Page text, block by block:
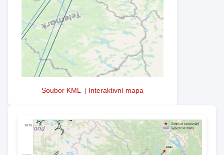
Soubor KML | Interaktivní mapa